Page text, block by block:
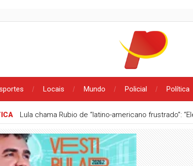
Locais Mundo Policial Política
após denúncia de importunação sexual em condomínio